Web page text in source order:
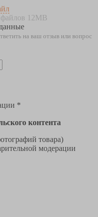
12MB
на ваш отзыв или вопрос
*
контента
товара)
модерации